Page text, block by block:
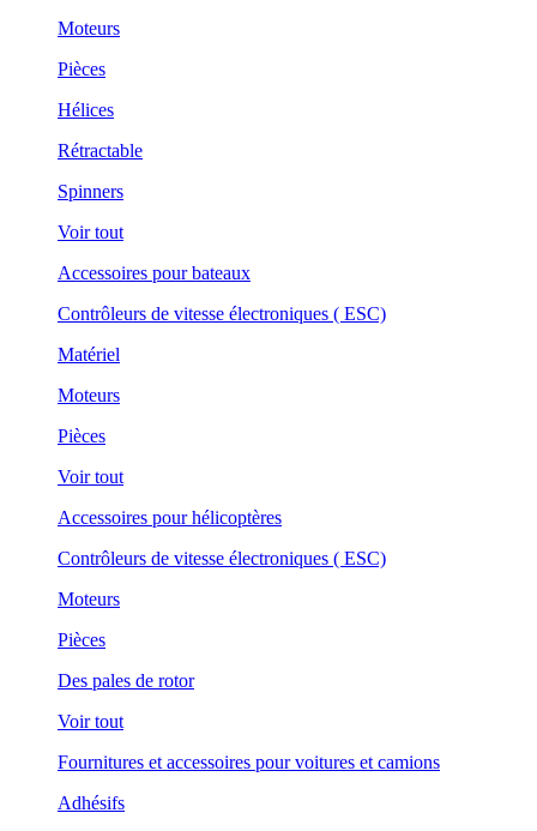
Moteurs
Pièces
Hélices
Rétractable
Spinners
Voir tout
Accessoires pour bateaux
Contrôleurs de vitesse électroniques ( ESC)
Matériel
Moteurs
Pièces
Voir tout
Accessoires pour hélicoptères
Contrôleurs de vitesse électroniques ( ESC)
Moteurs
Pièces
Des pales de rotor
Voir tout
Fournitures et accessoires pour voitures et camions
Adhésifs